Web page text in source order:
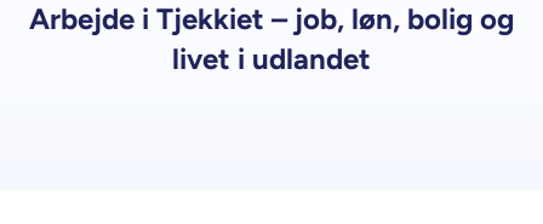
Arbejde i Tjekkiet – job, løn, bolig og
livet i udlandet